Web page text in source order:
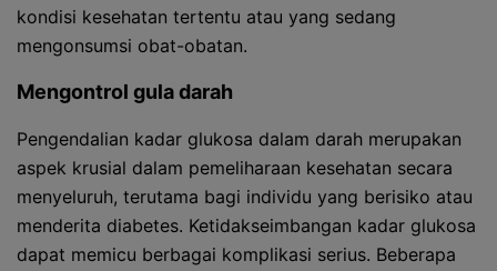
kondisi kesehatan tertentu atau yang sedang
mengonsumsi obat-obatan.
Mengontrol gula darah
Pengendalian kadar glukosa dalam darah merupakan
aspek krusial dalam pemeliharaan kesehatan secara
menyeluruh, terutama bagi individu yang berisiko atau
menderita diabetes. Ketidakseimbangan kadar glukosa
dapat memicu berbagai komplikasi serius. Beberapa